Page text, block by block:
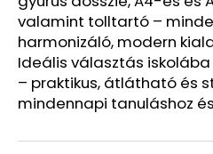
valamint tolltartó –
harmonizáló, modern
Ideális választás
– praktikus, átlátható és
mindennapi tanuláshoz
LÓ
ROMANTICUS
HORSE
GIRL
3
832
Ft
4